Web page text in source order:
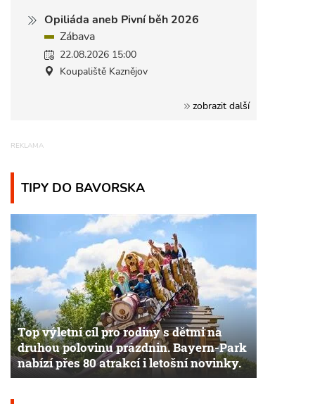
Opiliáda aneb Pivní běh 2026
Zábava
22.08.2026 15:00
Koupaliště Kaznějov
zobrazit další
TIPY DO BAVORSKA
Top výletní cíl pro rodiny s dětmi na
druhou polovinu prázdnin. Bayern-Park
nabízí přes 80 atrakcí i letošní novinky.